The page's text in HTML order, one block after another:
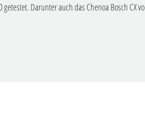
Darunter auch das Chenoa Bosch CX